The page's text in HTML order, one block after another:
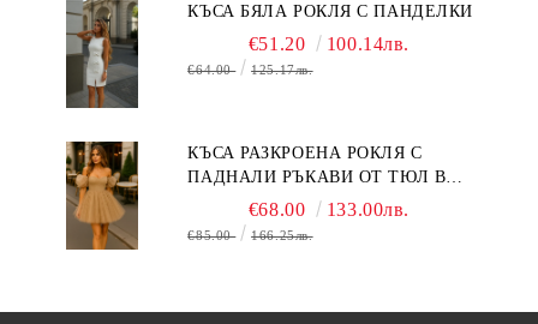
КЪСА БЯЛА РОКЛЯ С ПАНДЕЛКИ
€51.20 100.14лв.
€64.00 125.17лв.
КЪСА РАЗКРОЕНА РОКЛЯ С
ПАДНАЛИ РЪКАВИ ОТ ТЮЛ В
БЕЖОВО€68.00 133.00лв.
€85.00 166.25лв.